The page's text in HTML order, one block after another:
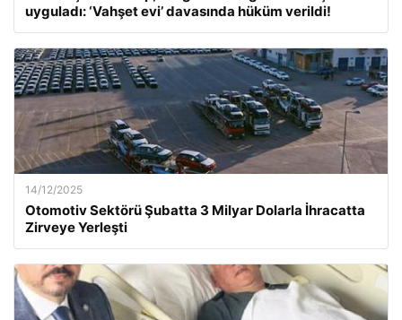
uyguladı: ‘Vahşet evi’ davasında hüküm verildi!
14/12/2025
Otomotiv Sektörü Şubatta 3 Milyar Dolarla İhracatta
Zirveye Yerleşti